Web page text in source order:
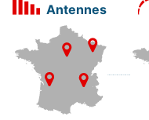
Antennes